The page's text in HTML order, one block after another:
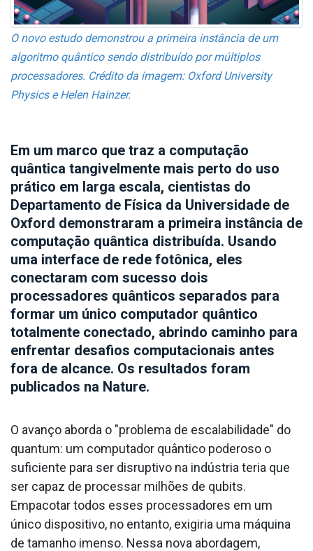
O novo estudo demonstrou a primeira instância de um
algoritmo quântico sendo distribuído por múltiplos
processadores. Crédito da imagem: Oxford University
Physics e Helen Hainzer.
Em um marco que traz a computação
quântica tangivelmente mais perto do uso
prático em larga escala, cientistas do
Departamento de Física da Universidade de
Oxford demonstraram a primeira instância de
computação quântica distribuída. Usando
uma interface de rede fotônica, eles
conectaram com sucesso dois
processadores quânticos separados para
formar um único computador quântico
totalmente conectado, abrindo caminho para
enfrentar desafios computacionais antes
fora de alcance. Os resultados foram
publicados na Nature.
O avanço aborda o "problema de escalabilidade" do
quantum: um computador quântico poderoso o
suficiente para ser disruptivo na indústria teria que
ser capaz de processar milhões de qubits.
Empacotar todos esses processadores em um
único dispositivo, no entanto, exigiria uma máquina
de tamanho imenso. Nessa nova abordagem,